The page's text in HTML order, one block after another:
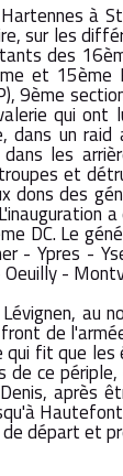
à
sur les
des
et 15ème
9ème
qui
dans un
les
et
dons des
DC. Le
- Ypres -
-
au
de
fit que
de ce
après
départ et